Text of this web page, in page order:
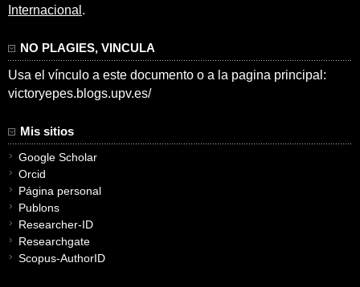
Internacional .
NO PLAGIES, VINCULA
Usa el vínculo a este documento o a la pagina principal:
victoryepes.blogs.upv.es/
Mis sitios
Google Scholar
Orcid
Página personal
Publons
Researcher-ID
Researchgate
Scopus-AuthorID